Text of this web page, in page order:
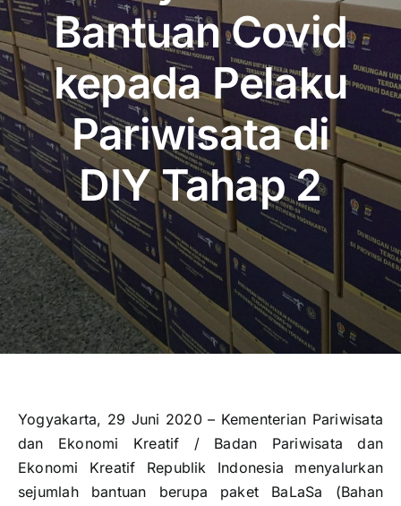
PPID
Publikasi
Peta Wisata
BLU
Bantuan Covid
kepada Pelaku
Pariwisata di
DIY Tahap 2
Yogyakarta, 29 Juni 2020 – Kementerian Pariwisata
dan Ekonomi Kreatif / Badan Pariwisata dan
Ekonomi Kreatif Republik Indonesia menyalurkan
sejumlah bantuan berupa paket BaLaSa (Bahan